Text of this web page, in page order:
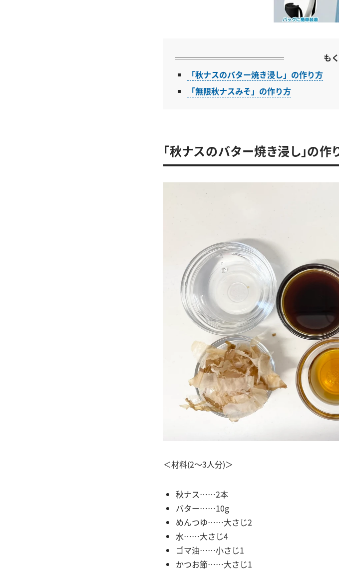
も
「秋ナスのバター焼き浸し」の作り方
「無限秋ナスみそ」の作り方
「秋ナスのバター焼き浸し」の作
＜材料(2～3人分)＞
秋ナス……2本
バター……10g
めんつゆ……大さじ2
水……大さじ4
ゴマ油……小さじ1
かつお節……大さじ1⁡